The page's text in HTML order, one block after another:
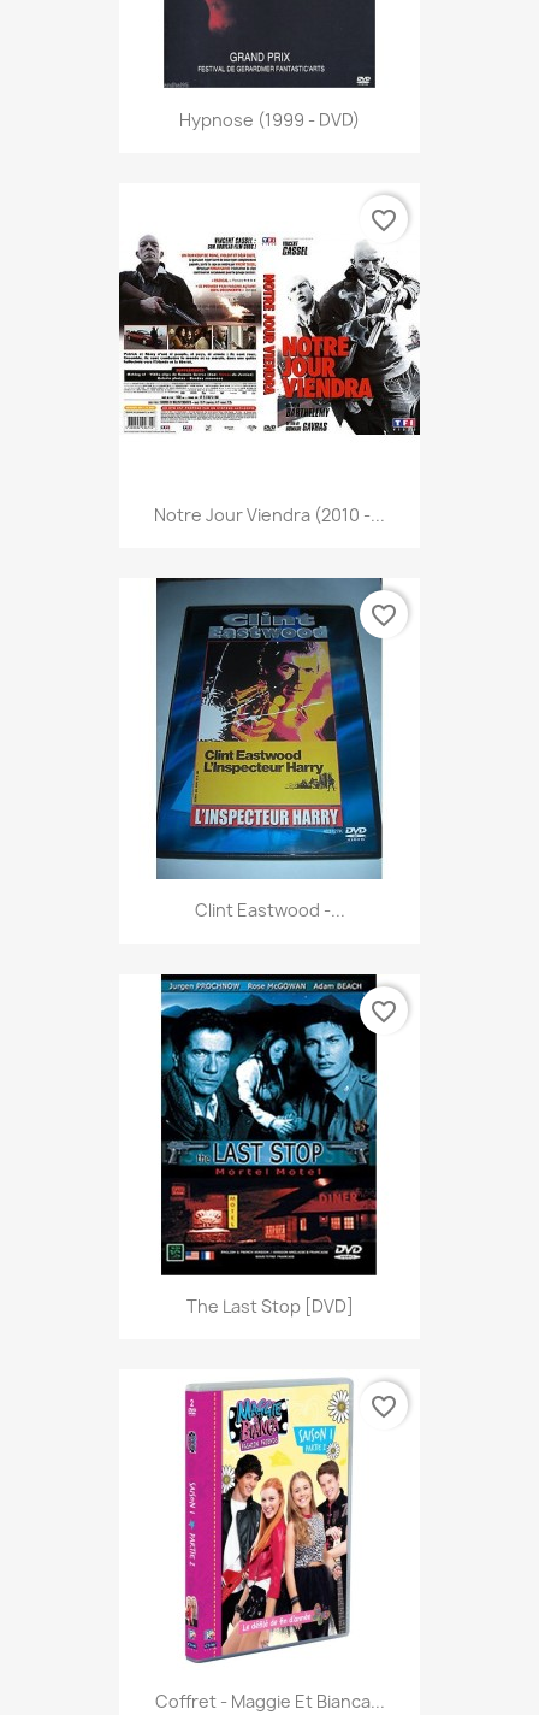
Hypnose (1999 - DVD)
Notre Jour Viendra (2010 -...
favorite_border
Clint Eastwood -...
favorite_border
The Last Stop [DVD]
favorite_border
Coffret - Maggie Et Bianca...
favorite_border